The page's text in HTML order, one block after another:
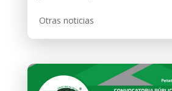
Otras noticias